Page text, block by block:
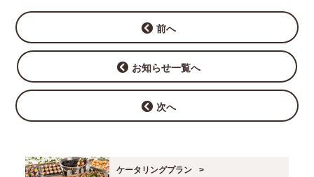
前へ
お知らせ一覧へ
次へ
ケータリングプラン